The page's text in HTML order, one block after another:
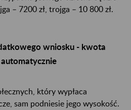
– 7200 zł, trojga – 10 800 zł.
wniosku - kwota
który wypłaca
sam podniesie jego wysokość.